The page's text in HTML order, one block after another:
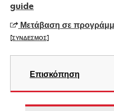
guide
Μετάβαση σε
[ΣΥΝΔΕΣΜΟΣ]
opens
new
Επισκόπηση